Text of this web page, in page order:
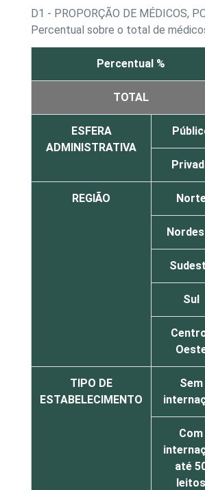
D1 - PROPORÇÃO DE MÉDICOS,
Percentual sobre o total de
Percentual %
TOTAL
ESFERA
ADMINISTRATIVA
REGIÃO
Sul
TIPO DE
ESTABELECIMENTO
Sem
Com
até
leitos